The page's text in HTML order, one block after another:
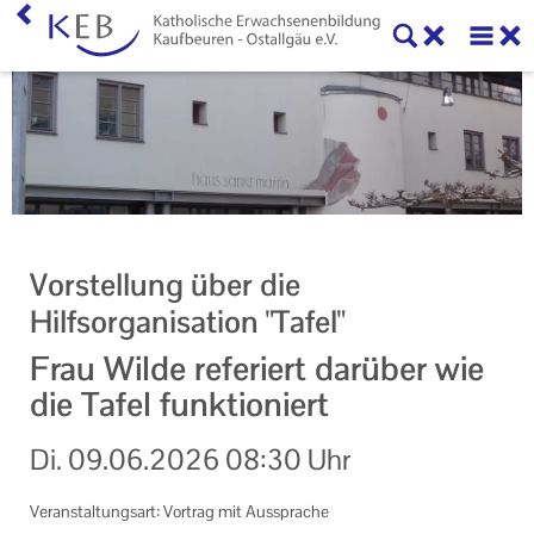
Vorstellung über die
Hilfsorganisation "Tafel"
Frau Wilde referiert darüber wie
die Tafel funktioniert
Di. 09.06.2026 08:30 Uhr
Veranstaltungsart: Vortrag mit Aussprache
Home
KEB Kaufbeuren
Willkommen
Mitglieder der KEB Kaufbeuren - Ostallgäu
Referenten
Veranstaltungen
Online-Veranstaltungen
Eltern-Kind-Gruppen